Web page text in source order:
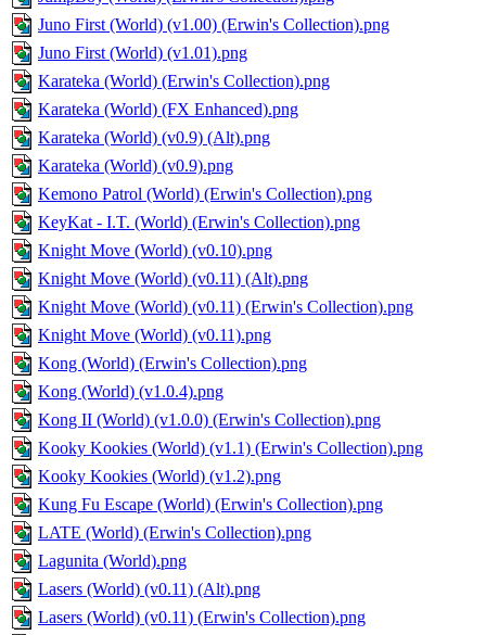
Juno First (World) (v1.00) (Erwin's Collection).png
Juno First (World) (v1.01).png
Karateka (World) (Erwin's Collection).png
Karateka (World) (FX Enhanced).png
Karateka (World) (v0.9) (Alt).png
Karateka (World) (v0.9).png
Kemono Patrol (World) (Erwin's Collection).png
KeyKat - I.T. (World) (Erwin's Collection).png
Knight Move (World) (v0.10).png
Knight Move (World) (v0.11) (Alt).png
Knight Move (World) (v0.11) (Erwin's Collection).png
Knight Move (World) (v0.11).png
Kong (World) (Erwin's Collection).png
Kong (World) (v1.0.4).png
Kong II (World) (v1.0.0) (Erwin's Collection).png
Kooky Kookies (World) (v1.1) (Erwin's Collection).png
Kooky Kookies (World) (v1.2).png
Kung Fu Escape (World) (Erwin's Collection).png
LATE (World) (Erwin's Collection).png
Lagunita (World).png
Lasers (World) (v0.11) (Alt).png
Lasers (World) (v0.11) (Erwin's Collection).png